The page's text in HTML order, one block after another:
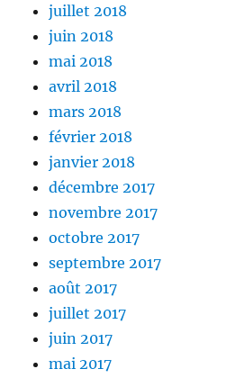
juillet 2018
juin 2018
mai 2018
avril 2018
mars 2018
février 2018
janvier 2018
décembre 2017
novembre 2017
octobre 2017
septembre 2017
août 2017
juillet 2017
juin 2017
mai 2017